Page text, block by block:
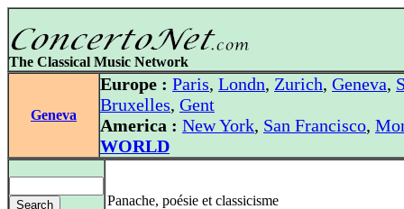
The Classical Music Network
Geneva
Europe : Paris, Londn, Zurich, Geneva,
Bruxelles, Gent
America : New York, San Francisco,
WORLD
Panache, poésie et classicisme